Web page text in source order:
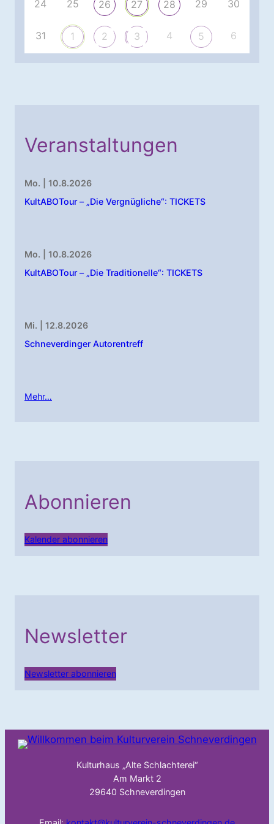
24 25 26 27 28 29 30
31 1 2 3 4 5 6
Veranstaltungen
Mo. | 10.8.2026
KultABOTour – „Die Vergnügliche“: TICKETS
Mo. | 10.8.2026
KultABOTour – „Die Traditionelle“: TICKETS
Mi. | 12.8.2026
Schneverdinger Autorentreff
Mehr…
Abonnieren
Kalender abonnieren
Newsletter
Newsletter abonnieren
Kulturhaus „Alte Schlachterei“
Am Markt 2
29640 Schneverdingen